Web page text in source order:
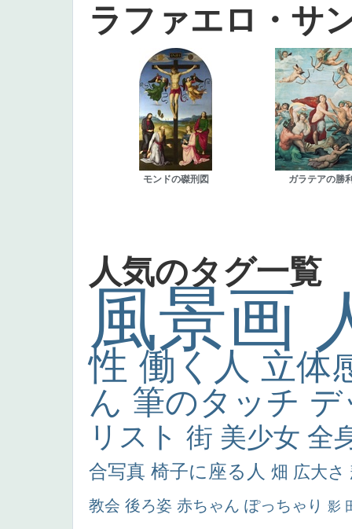
ラファエロ・サ
モンドの磔刑図 ガラテアの勝
人気のタグ一覧
風景画
性 働く人 立体
ん 筆のタッチ
リスト 街 美少女 全
合写真 椅子に座る人 畑 広大さ
教会 後ろ姿 赤ちゃん ぽっちゃり 影